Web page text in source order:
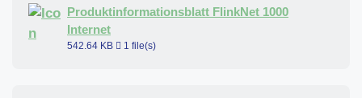
Produktinformationsblatt FlinkNet 1000
Internet
542.64 KB 1 file(s)